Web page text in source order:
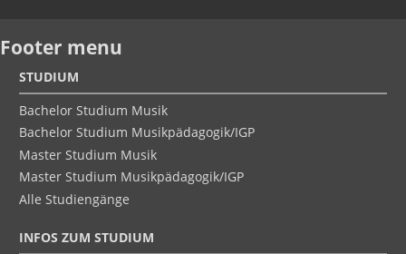
Footer menu
STUDIUM
Bachelor Studium Musik
Bachelor Studium Musikpädagogik/IGP
Master Studium Musik
Master Studium Musikpädagogik/IGP
Alle Studiengänge
INFOS ZUM STUDIUM